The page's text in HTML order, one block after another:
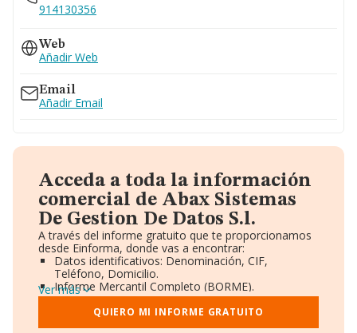
914130356
Web
Añadir Web
Email
Añadir Email
Acceda a toda la información
comercial de Abax Sistemas
De Gestion De Datos S.l.
A través del informe gratuito que te proporcionamos
desde Einforma, donde vas a encontrar:
Datos identificativos: Denominación, CIF,
Teléfono, Domicilio.
Informe Mercantil Completo (BORME).
Gráficos de Evolución Ventas y Empleados.
Consejo de Administración y Administradores.
Directivos y Ejecutivos.
Ver más
QUIERO MI INFORME GRATUITO